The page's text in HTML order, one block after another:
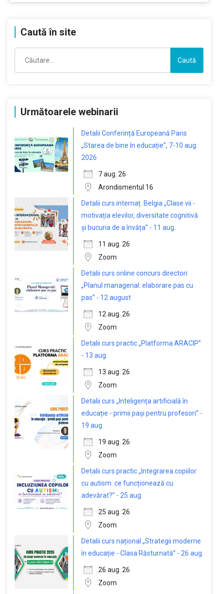
Caută în site
după:
Următoarele webinarii
Detalii Conferință Europeană Paris
„Starea de bine în educație”, 7-10 aug.
2026
7 aug. 26
Arondismentul 16
Detalii curs internaț. Belgia „Clase vii -
motivația elevilor, diversitate cognitivă
și bucuria de a învăța” - 11 aug.
11 aug. 26
Zoom
Detalii curs online concurs directori
„Planul managerial: elaborare pas cu
pas” - 12 august
12 aug. 26
Zoom
Detalii curs practic „Platforma ARACIP”
- 13 aug.
13 aug. 26
Zoom
Detalii curs „Inteligența artificială în
educație - primii pași pentru profesori” -
19 aug.
19 aug. 26
Zoom
Detalii curs practic „Integrarea copiilor
cu autism: ce funcționează cu
adevărat?” - 25 aug.
25 aug. 26
Zoom
Detalii curs național „Strategii moderne
în educație - Clasa Răsturnată” - 26 aug.
26 aug. 26
Zoom